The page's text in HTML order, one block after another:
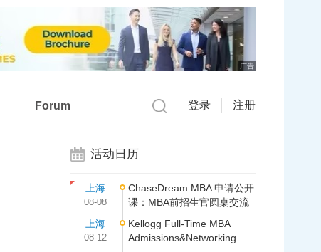
广告
Forum 登录 注册
活动日历
上海
08-08
ChaseDream MBA 申请公开
课：MBA前招生官圆桌交流
上海
08-12
Kellogg Full-Time MBA
Admissions&Networking